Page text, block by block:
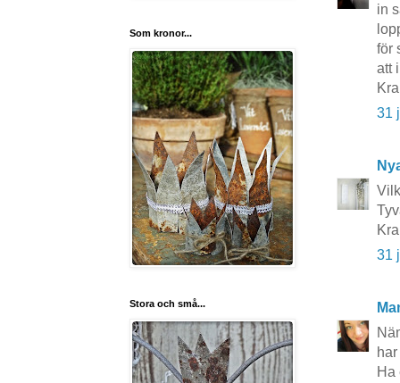
in
för
att
31
31
Ha
Som kronor...
Stora och små...